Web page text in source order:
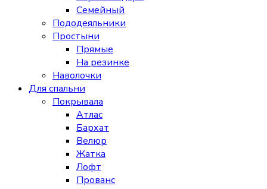
Семейный
Пододеяльники
Простыни
Прямые
На резинке
Наволочки
Для спальни
Покрывала
Атлас
Бархат
Велюр
Жатка
Лофт
Прованс